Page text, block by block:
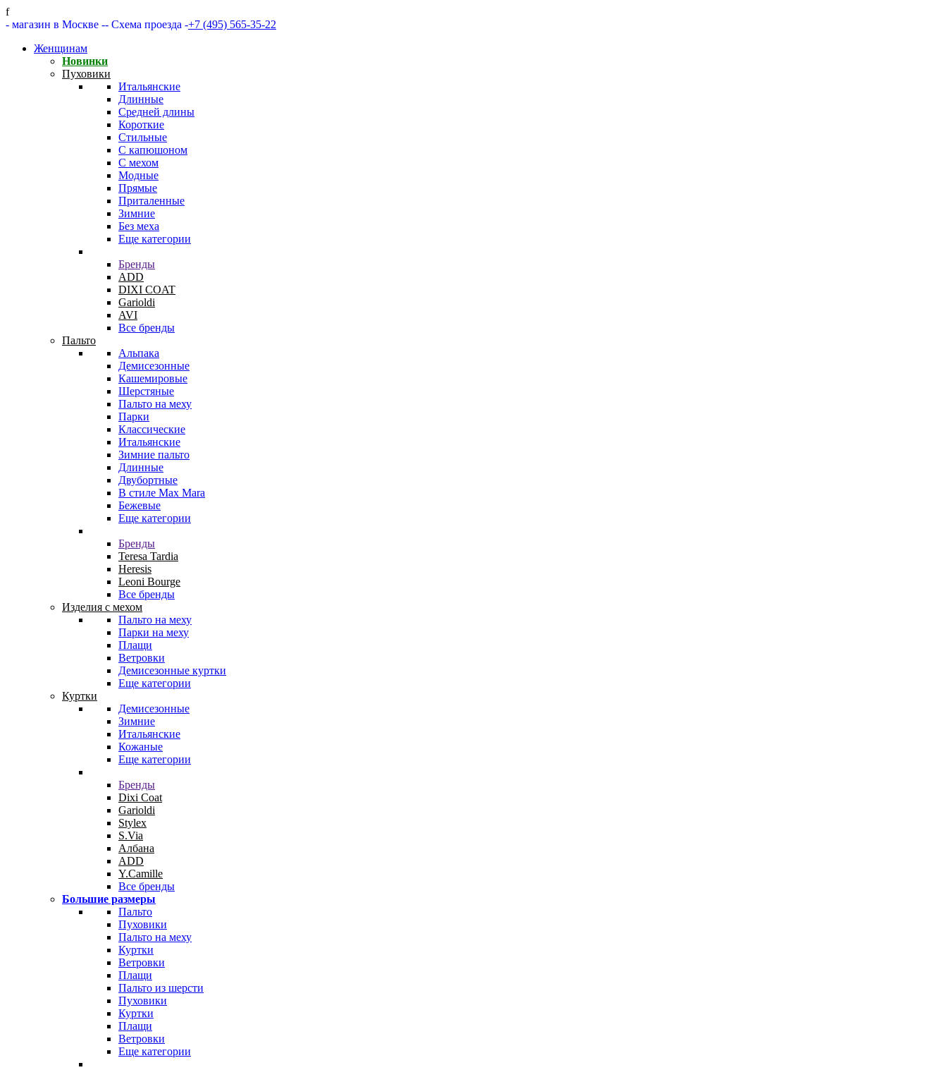
f
- магазин в Москве -- Схема проезда -+7 (495) 565-35-22
Женщинам
Новинки
Пуховики
Итальянские
Длинные
Средней длины
Короткие
Стильные
С капюшоном
С мехом
Модные
Прямые
Приталенные
Зимние
Без меха
Еще категории
Бренды
ADD
DIXI COAT
Garioldi
AVI
Все бренды
Пальто
Альпака
Демисезонные
Кашемировые
Шерстяные
Пальто на меху
Парки
Классические
Итальянские
Зимние пальто
Длинные
Двубортные
В стиле Max Mara
Бежевые
Еще категории
Бренды
Teresa Tardia
Heresis
Leoni Bourge
Все бренды
Изделия с мехом
Пальто на меху
Парки на меху
Плащи
Ветровки
Демисезонные куртки
Еще категории
Куртки
Демисезонные
Зимние
Итальянские
Кожаные
Еще категории
Бренды
Dixi Coat
Garioldi
Stylex
S.Via
Албана
ADD
Y.Camille
Все бренды
Большие размеры
Пальто
Пуховики
Пальто на меху
Куртки
Ветровки
Плащи
Пальто из шерсти
Пуховики
Куртки
Плащи
Ветровки
Еще категории